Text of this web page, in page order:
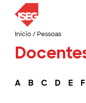
Início/ Pessoas
A B C D E F